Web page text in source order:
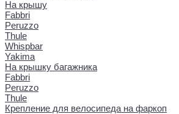
На крышу
Fabbri
Peruzzo
Thule
Whispbar
Yakima
На крышку багажника
Fabbri
Peruzzo
Thule
Крепление для велосипеда на фаркоп